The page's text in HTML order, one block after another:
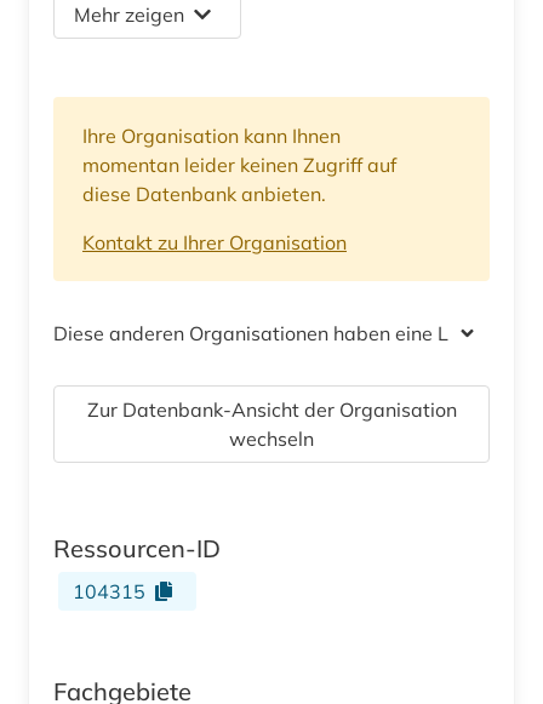
Mehr zeigen
Ihre Organisation kann Ihnen
momentan leider keinen Zugriff auf
diese Datenbank anbieten.
Kontakt zu Ihrer Organisation
Diese anderen Organisationen haben eine Lizenz
Zur Datenbank-Ansicht der Organisation
wechseln
Ressourcen-ID
104315
Fachgebiete